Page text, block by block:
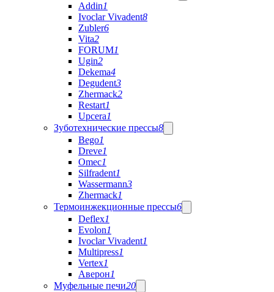
Addin1
Ivoclar Vivadent8
Zubler6
Vita2
FORUM1
Ugin2
Dekema4
Degudent3
Zhermack2
Restart1
Upcera1
Зуботехнические прессы8
Bego1
Dreve1
Omec1
Silfradent1
Wassermann3
Zhermack1
Термоинжекционные прессы6
Deflex1
Evolon1
Ivoclar Vivadent1
Multipress1
Vertex1
Аверон1
Муфельные печи20